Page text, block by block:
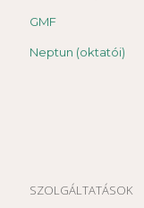
GMF
Neptun (oktatói)
SZOLGÁLTATÁSOK